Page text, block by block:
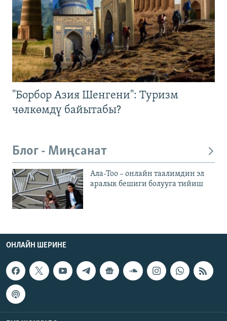
"Борбор Азия Шенгени": Туризм
чөлкөмдү байытабы?
Блог - Миңсанат
Ала-Тоо – онлайн таалимдин эл
аралык бешиги болууга тийиш
ОНЛАЙН ШЕРИНЕ